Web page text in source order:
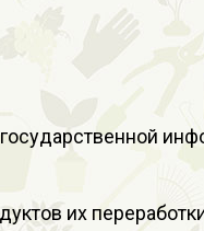
их